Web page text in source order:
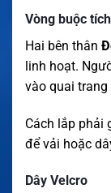
Vòng buộc
Hai bên thân
linh hoạt.
vào quai trang
Cách lắp phải
để vải hoặc
Dây Velcro